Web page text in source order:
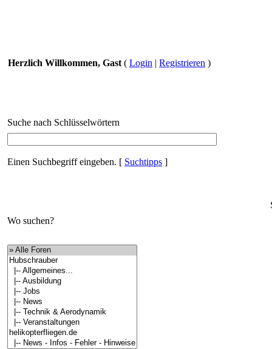
Herzlich Willkommen, Gast ( Login | Registrieren )
Suche nach Schlüsselwörtern
Einen Suchbegriff eingeben. [ Suchtipps ]
Wo suchen?